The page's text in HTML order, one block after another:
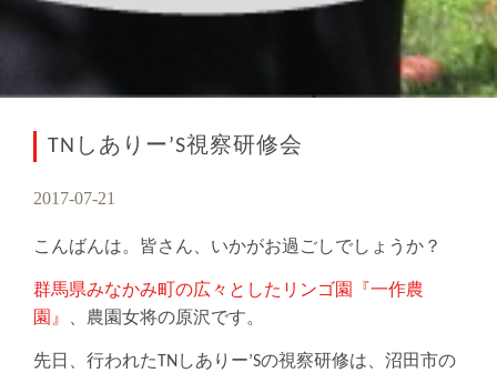
TNしありー’S視察研修会
2017-07-21
こんばんは。皆さん、いかがお過ごしでしょうか？
群馬県みなかみ町の広々としたリンゴ園『一作農
園』
、農園女将の原沢です。
先日、行われたTNしありー’Sの視察研修は、沼田市の